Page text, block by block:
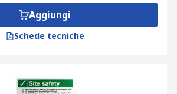
Aggiungi
Schede tecniche